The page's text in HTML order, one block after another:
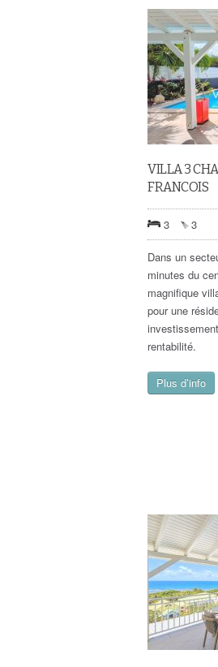
VILLA 3
FRANCOIS
3 3
Dans un
minutes du
magnifique
pour une
rentabilité.
Plus d’info